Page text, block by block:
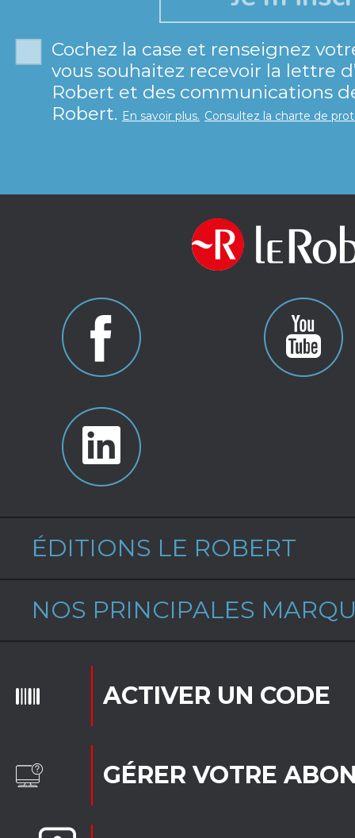
Cochez la case et renseignez
vous souhaitez recevoir la lettre
Robert et des communications
Robert. En savoir plus. Consultez la charte de
ÉDITIONS LE ROBERT
NOS PRINCIPALES
ACTIVER UN CODE
GÉRER VOTRE